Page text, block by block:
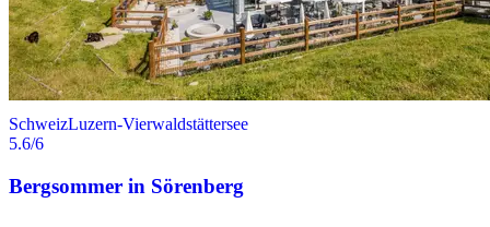
SchweizLuzern-Vierwaldstättersee
5.6/6
Bergsommer in Sörenberg